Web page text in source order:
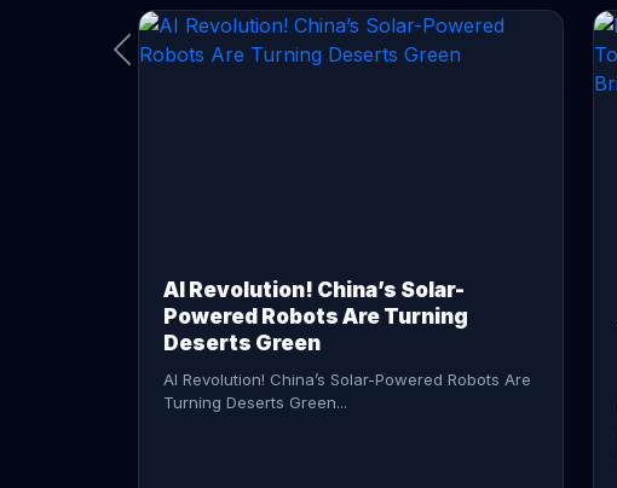
AI Revolution! China’s Solar-
Powered Robots Are Turning
Deserts Green
AI Revolution! China’s Solar-Powered Robots Are
Turning Deserts Green...